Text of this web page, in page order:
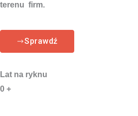
terenu firm.
Sprawdź
Lat na ryknu
0 +